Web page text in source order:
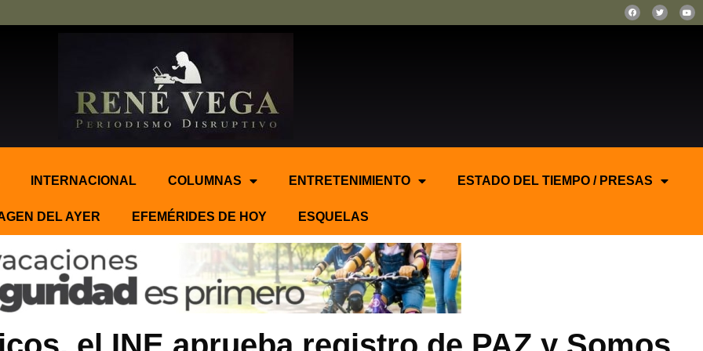
INTERNACIONAL COLUMNAS ENTRETENIMIENTO ESTADO DEL TIEMPO / PRESAS
DEL AYER EFEMÉRIDES DE HOY ESQUELAS